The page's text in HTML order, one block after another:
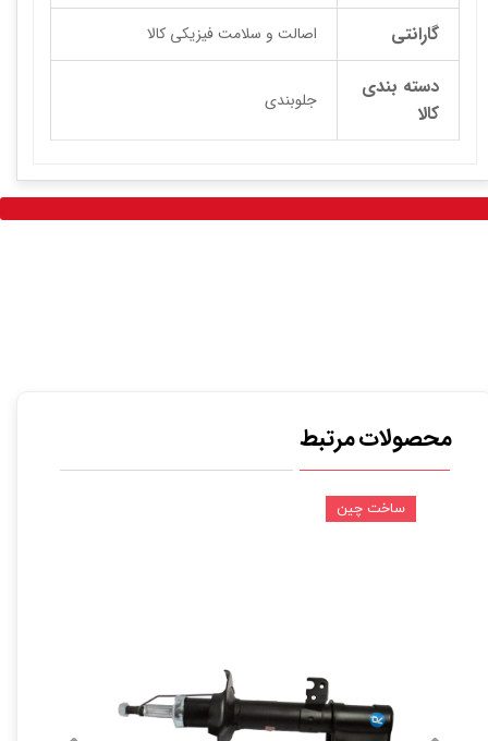
گارانتی اصالت و سلامت فیزیکی کالا
دسته بندی
کالا
جلوبندی
محصولات مرتبط
ساخت چین